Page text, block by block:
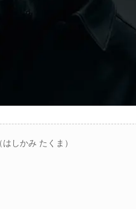
しかみ たくま）